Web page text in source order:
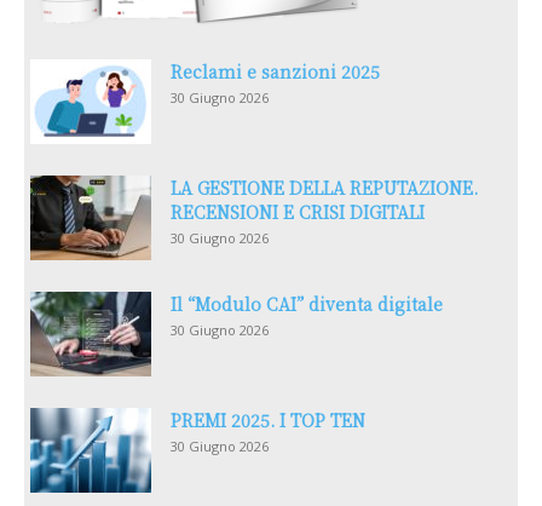
Reclami e sanzioni 2025
30 Giugno 2026
LA GESTIONE DELLA REPUTAZIONE.
RECENSIONI E CRISI DIGITALI
30 Giugno 2026
Il “Modulo CAI” diventa digitale
30 Giugno 2026
PREMI 2025. I TOP TEN
30 Giugno 2026